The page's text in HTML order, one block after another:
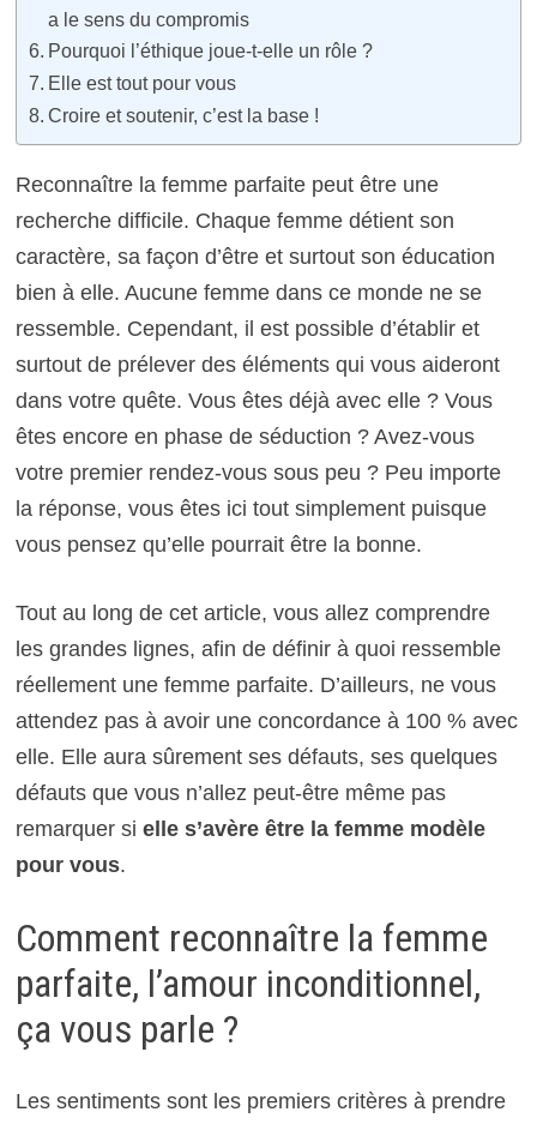
a le sens du compromis
Pourquoi l’éthique joue-t-elle un rôle ?
Elle est tout pour vous
Croire et soutenir, c’est la base !
Reconnaître la femme parfaite peut être une
recherche difficile. Chaque femme détient son
caractère, sa façon d’être et surtout son éducation
bien à elle. Aucune femme dans ce monde ne se
ressemble. Cependant, il est possible d’établir et
surtout de prélever des éléments qui vous aideront
dans votre quête. Vous êtes déjà avec elle ? Vous
êtes encore en phase de séduction ? Avez-vous
votre premier rendez-vous sous peu ? Peu importe
la réponse, vous êtes ici tout simplement puisque
vous pensez qu’elle pourrait être la bonne.
Tout au long de cet article, vous allez comprendre
les grandes lignes, afin de définir à quoi ressemble
réellement une femme parfaite. D’ailleurs, ne vous
attendez pas à avoir une concordance à 100 % avec
elle. Elle aura sûrement ses défauts, ses quelques
défauts que vous n’allez peut-être même pas
remarquer si elle s’avère être la femme modèle
pour vous.
Comment reconnaître la femme
parfaite, l’amour inconditionnel,
ça vous parle ?
Les sentiments sont les premiers critères à prendre